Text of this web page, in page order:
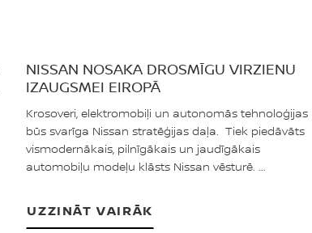
NISSAN NOSAKA DROSMĪGU VIRZIENU
IZAUGSMEI EIROPĀ
Krosoveri, elektromobiļi un autonomās tehnoloģijas
būs svarīga Nissan stratēģijas daļa. Tiek piedāvāts
vismodernākais, pilnīgākais un jaudīgākais
automobiļu modeļu klāsts Nissan vēsturē. ...
UZZINĀT VAIRĀK